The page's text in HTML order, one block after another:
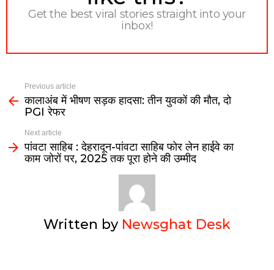
Get the best viral stories straight into your
inbox!
Previous article
कालाअंब में भीषण सड़क हादसा: तीन युवकों की मौत, दो
PGI रेफर
Next article
पांवटा साहिब : देहरादून-पांवटा साहिब फोर लेन हाईवे का
काम जोरों पर, 2025 तक पूरा होने की उम्मीद
Written by Newsghat Desk